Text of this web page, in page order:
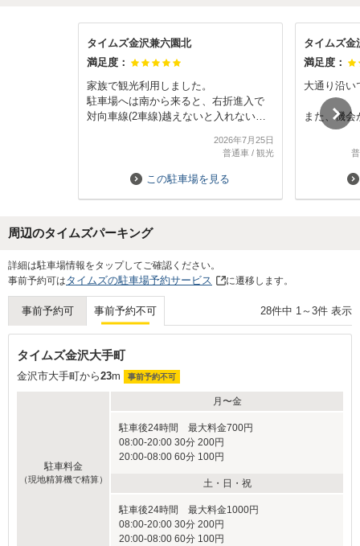
タイムズ金沢兼六園北
満足度：
家族で観光利用しました。
駐車場へは南から来ると、右折進入で
対向車線(2車線)越えないと入れないの
2026年7月25日
普通車/ 観光
この駐車場を見る
タイムズ金
満足度：
大通り沿い
また、機会
きます
周辺のタイムズパーキング
詳細は駐車場情報をタップしてご確認ください。
事前予約可はタイムズの駐車場予約サービス に遷移します。
事前予約可 事前予約不可 28件中 1 ～ 3件 表示
タイムズ金沢大手町
金沢市大手町から23m 事前予約不可
駐車料金
（現地精算機で精算）
月〜金
駐車後24時間 最大料金700円
08:00-20:00 30分 200円
20:00-08:00 60分 100円
土・日・祝
駐車後24時間 最大料金1000円
08:00-20:00 30分 200円
20:00-08:00 60分 100円